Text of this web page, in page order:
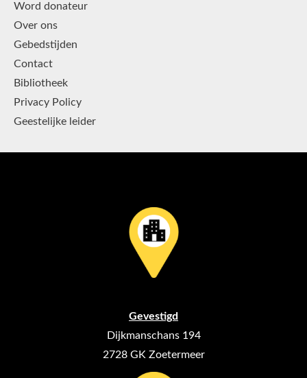
Word donateur
Over ons
Gebedstijden
Contact
Bibliotheek
Privacy Policy
Geestelijke leider
Gevestigd
Dijkmanschans 194
2728 GK Zoetermeer